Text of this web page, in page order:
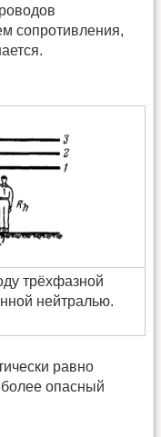
сопротивления,
трёхфазной
нейтралью.
равно
опасный